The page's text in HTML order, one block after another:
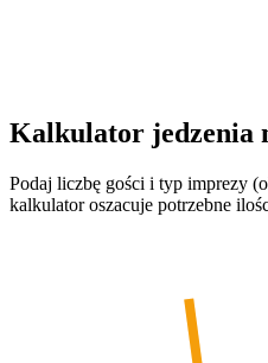
Kalkulator jedzenia
Podaj liczbę gości i typ imprezy
kalkulator oszacuje potrzebne